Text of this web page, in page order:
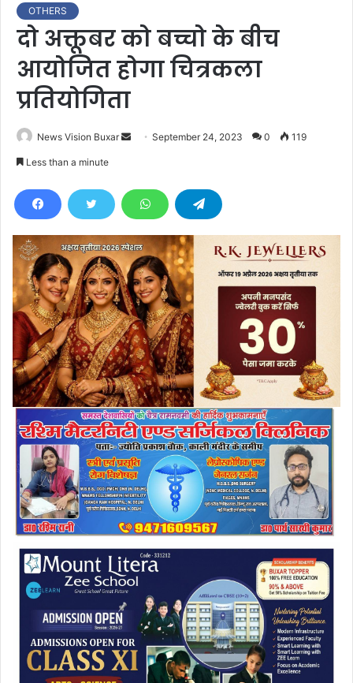
OTHERS
दो अक्तूबर को बच्चो के बीच
आयोजित होगा चित्रकला
प्रतियोगिता
News Vision Buxar
d
e
m
a
i
l
September 24, 2023 0 119
Less than a minute